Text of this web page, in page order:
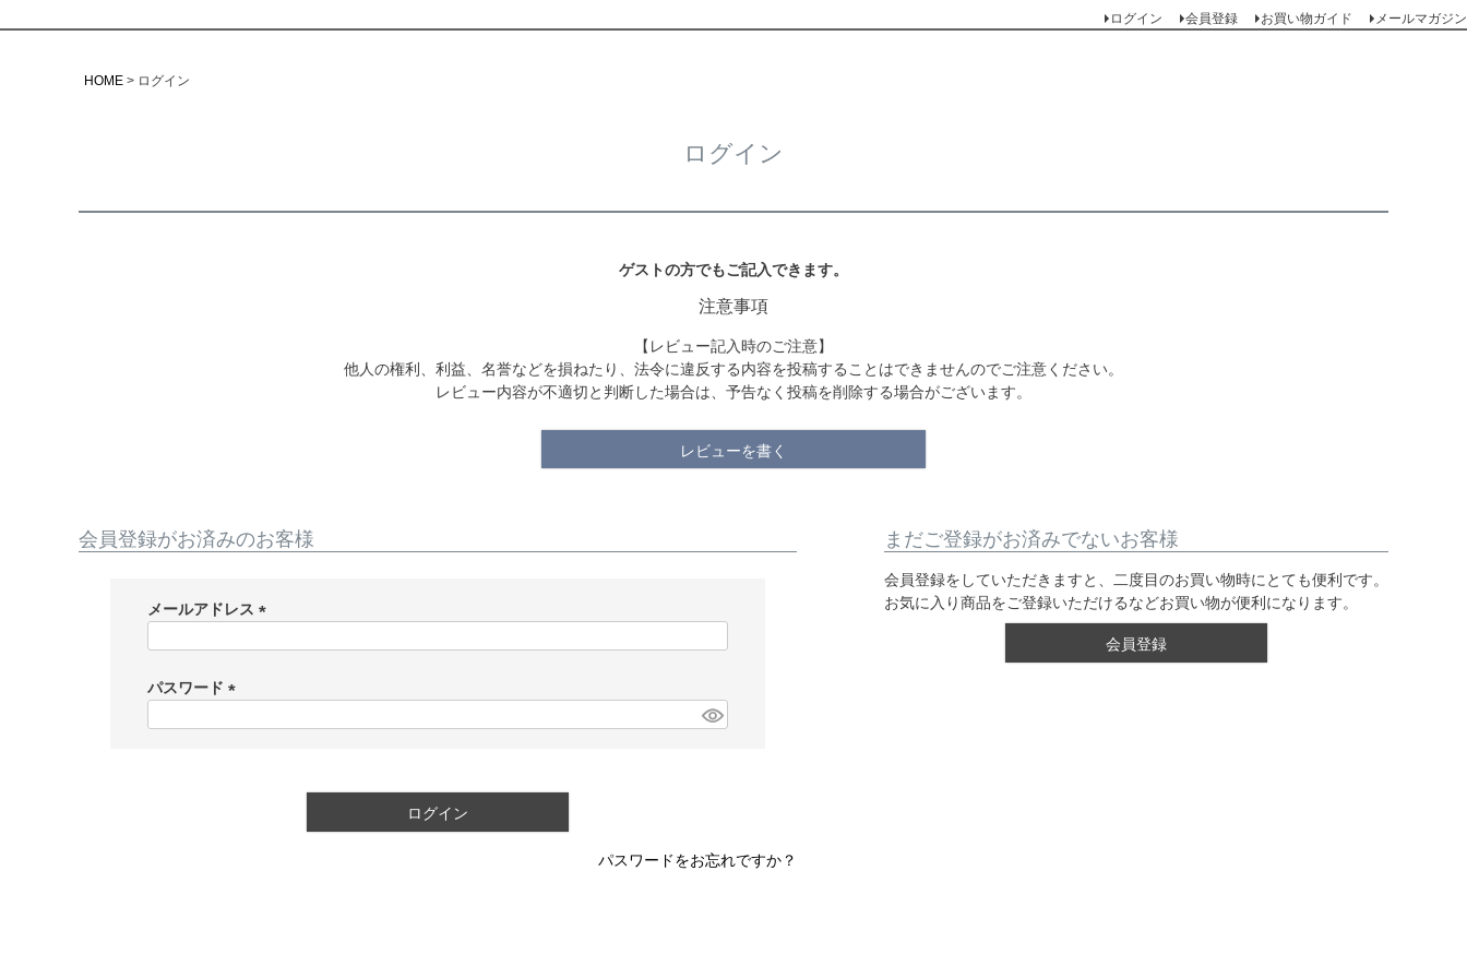
ログイン 会員登録 お買い物ガイド メールマガジン
HOME ログイン
ログイン
ゲストの方でもご記入できます。
注意事項
【レビュー記入時のご注意】
他人の権利、利益、名誉などを損ねたり、法令に違反する内容を投稿することはできませんのでご注意ください。
レビュー内容が不適切と判断した場合は、予告なく投稿を削除する場合がございます。
レビューを書く
会員登録がお済みのお客様
メールアドレス
)
パスワード
ログイン
パスワードをお忘れですか？
まだご登録がお済みでないお客様
会員登録をしていただきますと、二度目のお買い物時にとても便利です。
お気に入り商品をご登録いただけるなどお買い物が便利になります。
会員登録